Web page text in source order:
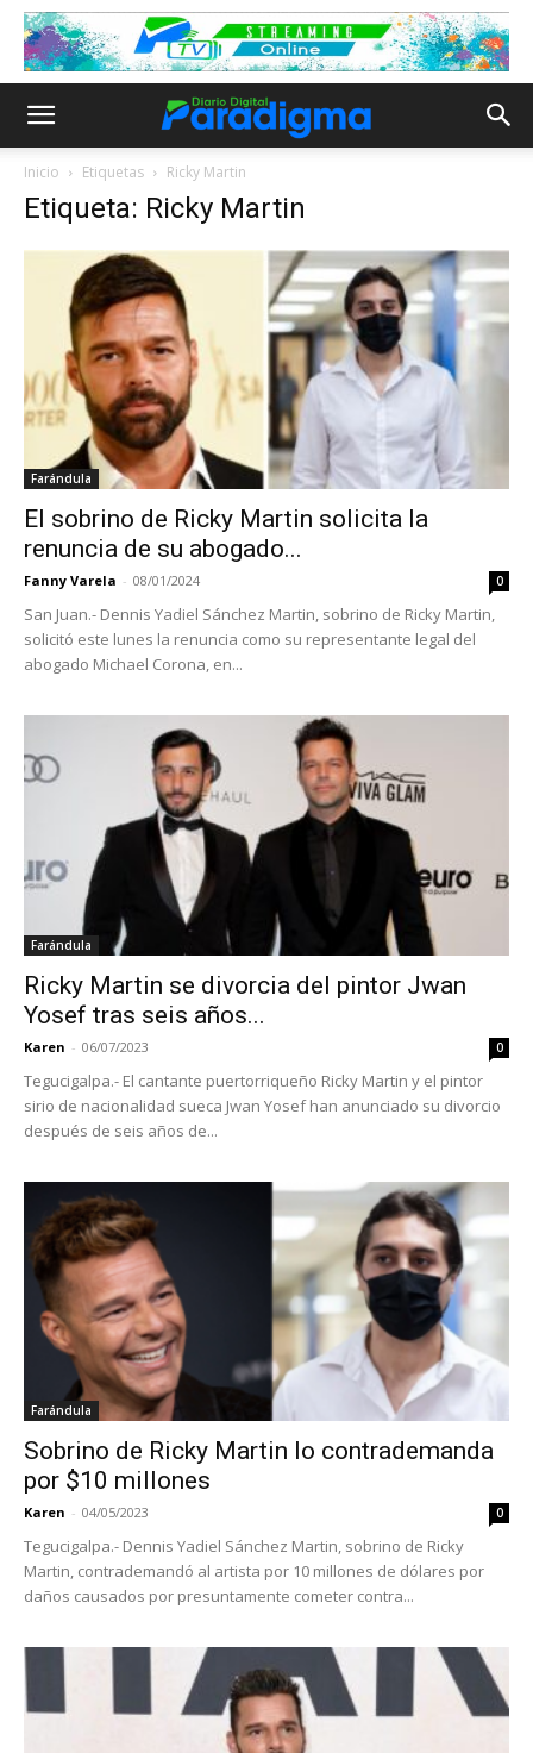
Inicio Etiquetas Ricky Martin
Etiqueta: Ricky Martin
Farándula
El sobrino de Ricky Martin solicita la
renuncia de su abogado...
Fanny Varela - 08/01/2024 0
San Juan.- Dennis Yadiel Sánchez Martin, sobrino de Ricky Martin,
solicitó este lunes la renuncia como su representante legal del
abogado Michael Corona, en...
Farándula
Ricky Martin se divorcia del pintor Jwan
Yosef tras seis años...
Karen - 06/07/2023 0
Tegucigalpa.- El cantante puertorriqueño Ricky Martin y el pintor
sirio de nacionalidad sueca Jwan Yosef han anunciado su divorcio
después de seis años de...
Farándula
Sobrino de Ricky Martin lo contrademanda
por $10 millones
Karen - 04/05/2023 0
Tegucigalpa.- Dennis Yadiel Sánchez Martin, sobrino de Ricky
Martin, contrademandó al artista por 10 millones de dólares por
daños causados por presuntamente cometer contra...